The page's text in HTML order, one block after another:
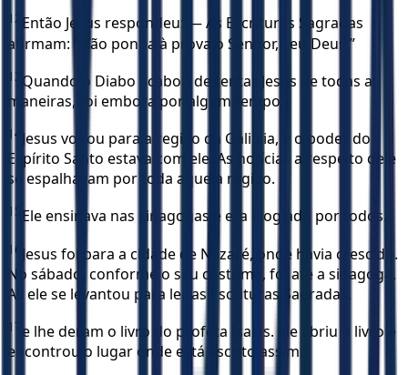
12 Então Jesus respondeu: — As Escrituras Sagradas
afirmam: “Não ponha à prova o Senhor, seu Deus.”
13 Quando o Diabo acabou de tentar Jesus de todas as
maneiras, foi embora por algum tempo.
14 Jesus voltou para a região da Galileia, e o poder do
Espírito Santo estava com ele. As notícias a respeito dele
se espalhavam por toda aquela região.
15 Ele ensinava nas sinagogas e era elogiado por todos.
16 Jesus foi para a cidade de Nazaré, onde havia crescido.
No sábado, conforme o seu costume, foi até a sinagoga.
Ali ele se levantou para ler as Escrituras Sagradas,
17 e lhe deram o livro do profeta Isaías. Ele abriu o livro e
encontrou o lugar onde está escrito assim: